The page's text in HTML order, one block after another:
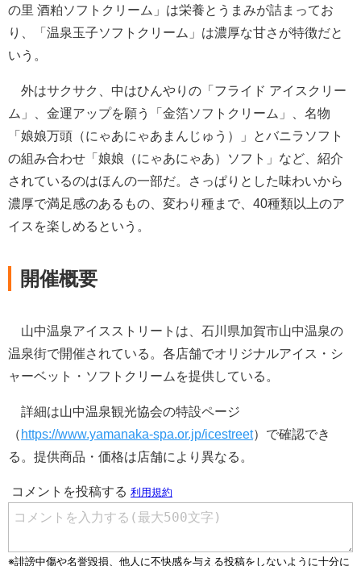
の里 酒粕ソフトクリーム」は栄養とうまみが詰まってお
り、「温泉玉子ソフトクリーム」は濃厚な甘さが特徴だと
いう。
外はサクサク、中はひんやりの「フライド アイスクリー
ム」、金運アップを願う「金箔ソフトクリーム」、名物
「娘娘万頭（にゃあにゃあまんじゅう）」とバニラソフト
の組み合わせ「娘娘（にゃあにゃあ）ソフト」など、紹介
されているのはほんの一部だ。さっぱりとした味わいから
濃厚で満足感のあるもの、変わり種まで、40種類以上のア
イスを楽しめるという。
開催概要
山中温泉アイスストリートは、石川県加賀市山中温泉の
温泉街で開催されている。各店舗でオリジナルアイス・シ
ャーベット・ソフトクリームを提供している。
詳細は山中温泉観光協会の特設ページ
（ https://www.yamanaka-spa.or.jp/icestreet）で確認でき
る。提供商品・価格は店舗により異なる。